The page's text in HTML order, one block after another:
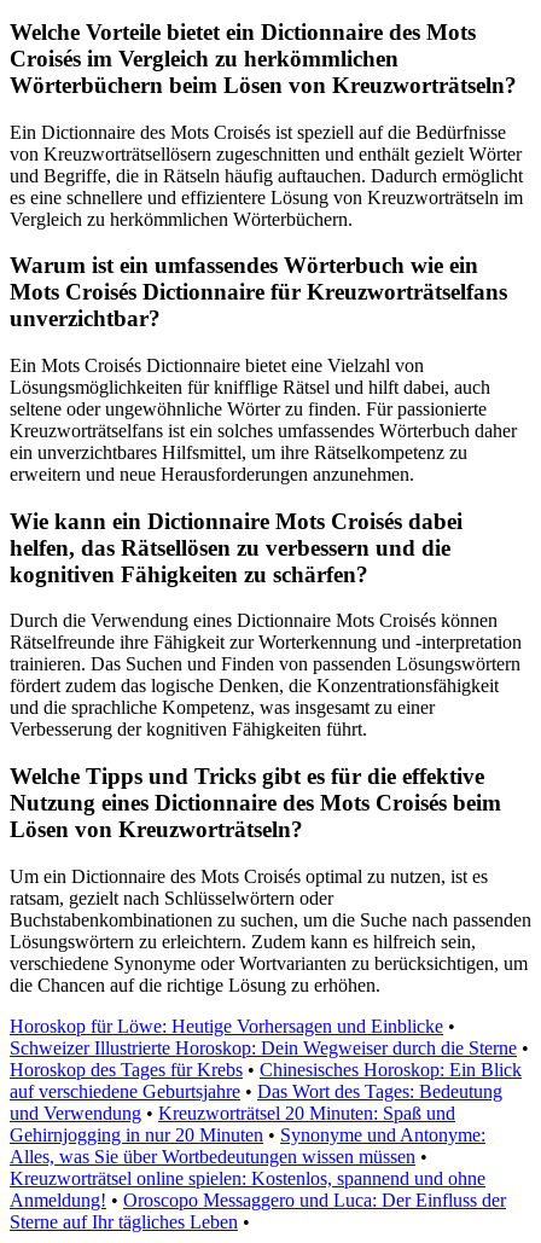
Welche Vorteile bietet ein Dictionnaire des Mots
Croisés im Vergleich zu herkömmlichen
Wörterbüchern beim Lösen von Kreuzworträtseln?
Ein Dictionnaire des Mots Croisés ist speziell auf die Bedürfnisse
von Kreuzworträtsellösern zugeschnitten und enthält gezielt Wörter
und Begriffe, die in Rätseln häufig auftauchen. Dadurch ermöglicht
es eine schnellere und effizientere Lösung von Kreuzworträtseln im
Vergleich zu herkömmlichen Wörterbüchern.
Warum ist ein umfassendes Wörterbuch wie ein
Mots Croisés Dictionnaire für Kreuzworträtselfans
unverzichtbar?
Ein Mots Croisés Dictionnaire bietet eine Vielzahl von
Lösungsmöglichkeiten für knifflige Rätsel und hilft dabei, auch
seltene oder ungewöhnliche Wörter zu finden. Für passionierte
Kreuzworträtselfans ist ein solches umfassendes Wörterbuch daher
ein unverzichtbares Hilfsmittel, um ihre Rätselkompetenz zu
erweitern und neue Herausforderungen anzunehmen.
Wie kann ein Dictionnaire Mots Croisés dabei
helfen, das Rätsellösen zu verbessern und die
kognitiven Fähigkeiten zu schärfen?
Durch die Verwendung eines Dictionnaire Mots Croisés können
Rätselfreunde ihre Fähigkeit zur Worterkennung und -interpretation
trainieren. Das Suchen und Finden von passenden Lösungswörtern
fördert zudem das logische Denken, die Konzentrationsfähigkeit
und die sprachliche Kompetenz, was insgesamt zu einer
Verbesserung der kognitiven Fähigkeiten führt.
Welche Tipps und Tricks gibt es für die effektive
Nutzung eines Dictionnaire des Mots Croisés beim
Lösen von Kreuzworträtseln?
Um ein Dictionnaire des Mots Croisés optimal zu nutzen, ist es
ratsam, gezielt nach Schlüsselwörtern oder
Buchstabenkombinationen zu suchen, um die Suche nach passenden
Lösungswörtern zu erleichtern. Zudem kann es hilfreich sein,
verschiedene Synonyme oder Wortvarianten zu berücksichtigen, um
die Chancen auf die richtige Lösung zu erhöhen.
Horoskop für Löwe: Heutige Vorhersagen und Einblicke •
Schweizer Illustrierte Horoskop: Dein Wegweiser durch die Sterne •
Horoskop des Tages für Krebs • Chinesisches Horoskop: Ein Blick
auf verschiedene Geburtsjahre • Das Wort des Tages: Bedeutung
und Verwendung • Kreuzworträtsel 20 Minuten: Spaß und
Gehirnjogging in nur 20 Minuten • Synonyme und Antonyme:
Alles, was Sie über Wortbedeutungen wissen müssen •
Kreuzworträtsel online spielen: Kostenlos, spannend und ohne
Anmeldung! • Oroscopo Messaggero und Luca: Der Einfluss der
Sterne auf Ihr tägliches Leben •